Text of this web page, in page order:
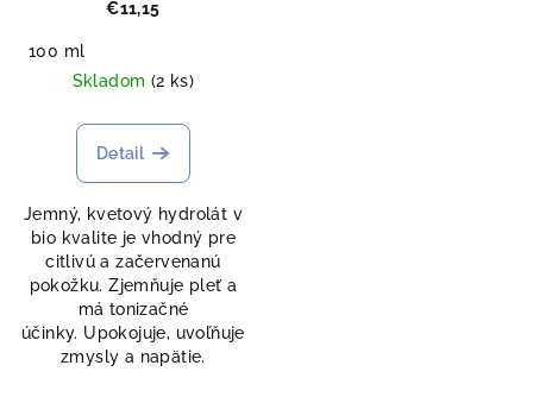
€11,15
100 ml
Skladom (2 ks)
Detail
Jemný, kvetový hydrolát v
bio kvalite je vhodný pre
citlivú a začervenanú
pokožku. Zjemňuje pleť a
má tonizačné
účinky. Upokojuje, uvoľňuje
zmysly a napätie.